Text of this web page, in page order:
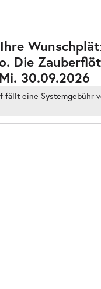
Die
30.09.2026
fällt eine Systemgebühr